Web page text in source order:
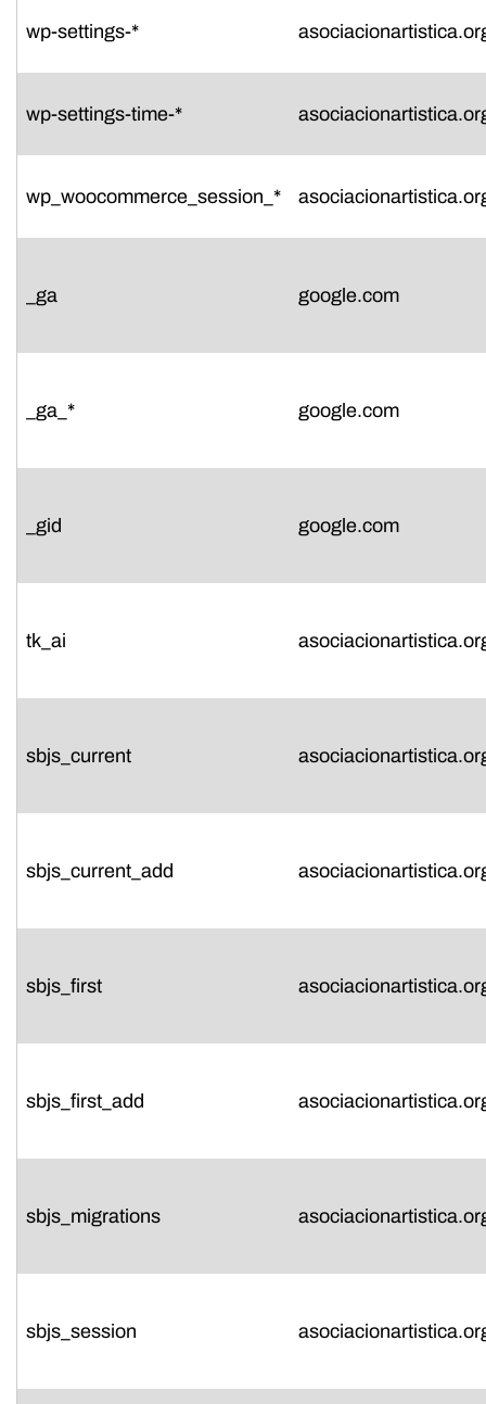
wp-settings-*
wp-settings-time-*
wp_woocommerce_session_*
_ga google.com
_ga_* google.com
_gid google.com
tk_ai
sbjs_current
sbjs_current_add
sbjs_first
sbjs_first_add
sbjs_migrations
sbjs_session